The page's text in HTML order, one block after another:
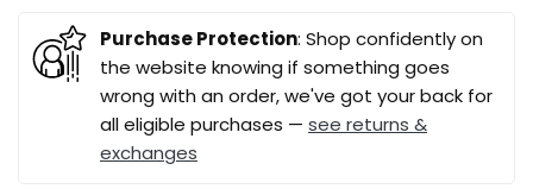
Purchase Protection: Shop confidently on
the website knowing if something goes
wrong with an order, we've got your back for
all eligible purchases — see returns &
exchanges